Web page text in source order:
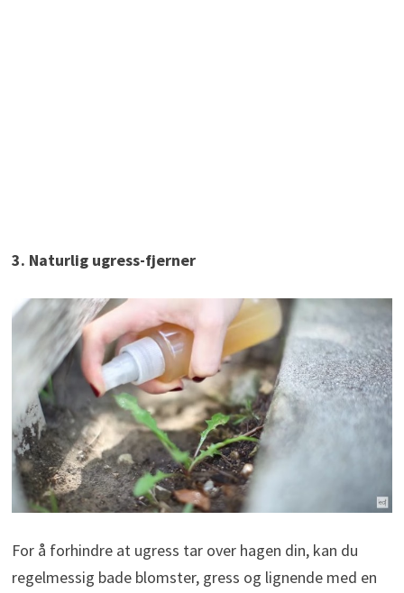
3. Naturlig ugress-fjerner
For å forhindre at ugress tar over hagen din, kan du
regelmessig bade blomster, gress og lignende med en